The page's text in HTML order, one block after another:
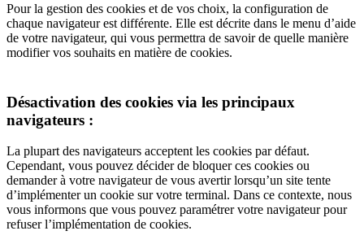
Pour la gestion des cookies et de vos choix, la configuration de
chaque navigateur est différente. Elle est décrite dans le menu d’aide
de votre navigateur, qui vous permettra de savoir de quelle manière
modifier vos souhaits en matière de cookies.
Désactivation des cookies via les principaux
navigateurs :
La plupart des navigateurs acceptent les cookies par défaut.
Cependant, vous pouvez décider de bloquer ces cookies ou
demander à votre navigateur de vous avertir lorsqu’un site tente
d’implémenter un cookie sur votre terminal. Dans ce contexte, nous
vous informons que vous pouvez paramétrer votre navigateur pour
refuser l’implémentation de cookies.